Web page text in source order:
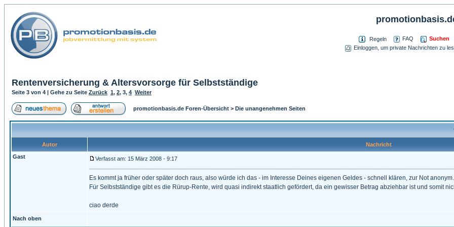
Regeln FAQ
Suchen
Einloggen, um private Nachrichten zu
Rentenversicherung & Altersvorsorge für Selbstständige
Seite 3 von 4 | Gehe zu Seite Zurück 1, 2, 3, 4 Weiter
promotionbasis.de Foren-Übersicht > Die unangenehmen Seiten
Autor
Nachricht
Gast
Verfasst am: 15 März 2008 - 9:17
Es kommt ja früher oder später doch raus, also würde ich das - im Interesse Deines eigenen Geldes - schnell klären, zur Not anonym.
Für Selbstständige gibt es die Rürup-Rente, wird quasi indirekt staatlich gefördert, da ein gewisser Betrag abziehbar ist und somit
ciao derde
Nach oben